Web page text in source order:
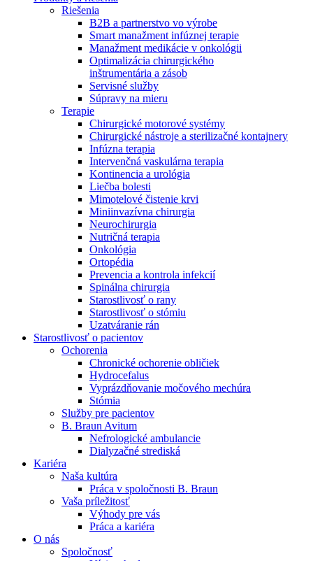
Produktový katalóg​
Objavte naše produkty. ​Navštívte produktový katalóg B.
Braun​ s našim kompletným produktovým portfóliom.​
B. Braun Avitum poskytuje kvalitnú dialyzačnú starostlivosť
vo všetkých svojich strediskách na Slovensku. Viac
informácií nájdete na stránke jednotlivých stredísk.
Nefrologické ambulancie
V nefrologických ambulanciách prevádzkujeme poradenstvo
a prípravu pacientov k jednotlivým metódam náhrady funkcie
obličiek. Zvoľte si mesto, ktoré potrebujete a navštívte nás.
Zostaňte v dialógu s B. Braun. Kontaktujte nás.
Riešenia
B2B a partnerstvo vo výrobe
Smart manažment infúznej terapie
Manažment medikácie v onkológii
Optimalizácia chirurgického
inštrumentária a zásob
Servisné služby
Súpravy na mieru
Terapie
Chirurgické motorové systémy
Chirurgické nástroje a sterilizačné kontajnery
Infúzna terapia
Intervenčná vaskulárna terapia
Kontinencia a urológia
Liečba bolesti
Mimotelové čistenie krvi
Miniinvazívna chirurgia
Neurochirurgia
Nutričná terapia
Onkológia
Ortopédia
Prevencia a kontrola infekcií
Spinálna chirurgia
Starostlivosť o rany
Starostlivosť o stómiu
Uzatváranie rán
Starostlivosť o pacientov
Ochorenia
Chronické ochorenie obličiek
Hydrocefalus
Vyprázdňovanie močového mechúra
Stómia
Služby pre pacientov
B. Braun Avitum
Nefrologické ambulancie
Dialyzačné strediská
Kariéra
Naša kultúra
Práca v spoločnosti B. Braun
Vaša príležitosť
Výhody pre vás
Práca a kariéra
O nás
Spoločnosť